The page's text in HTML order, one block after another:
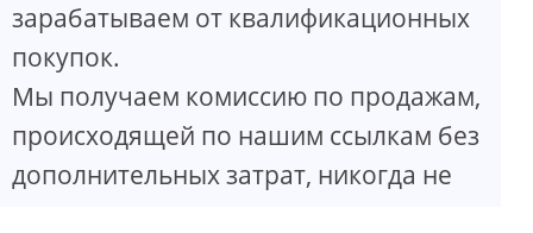
зарабатываем от квалификационных
покупок.
Мы получаем комиссию по продажам,
происходящей по нашим ссылкам без
дополнительных затрат, никогда не